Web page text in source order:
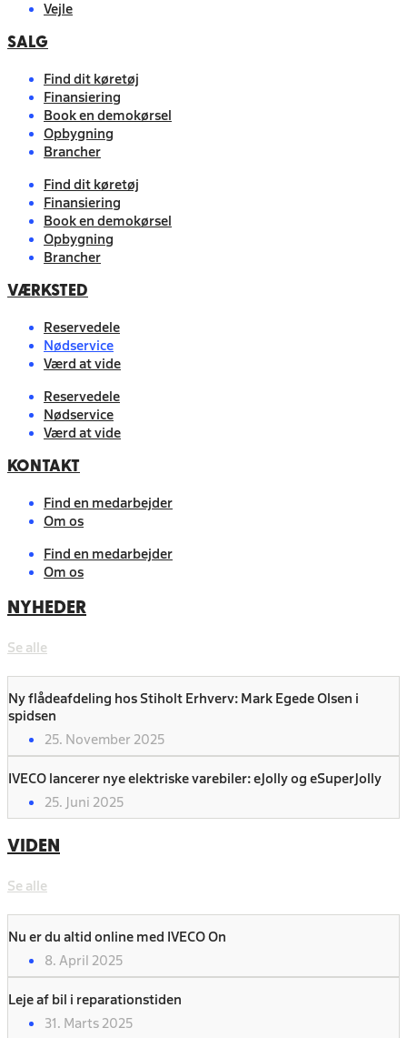
Vejle
SALG
Find dit køretøj
Finansiering
Book en demokørsel
Opbygning
Brancher
Find dit køretøj
Finansiering
Book en demokørsel
Opbygning
Brancher
VÆRKSTED
Reservedele
Nødservice
Værd at vide
Reservedele
Nødservice
Værd at vide
KONTAKT
Find en medarbejder
Om os
Find en medarbejder
Om os
NYHEDER
Se alle
Ny flådeafdeling hos Stiholt Erhverv: Mark Egede Olsen i
spidsen
25. November 2025
IVECO lancerer nye elektriske varebiler: eJolly og eSuperJolly
25. Juni 2025
VIDEN
Se alle
Nu er du altid online med IVECO On
8. April 2025
Leje af bil i reparationstiden
31. Marts 2025